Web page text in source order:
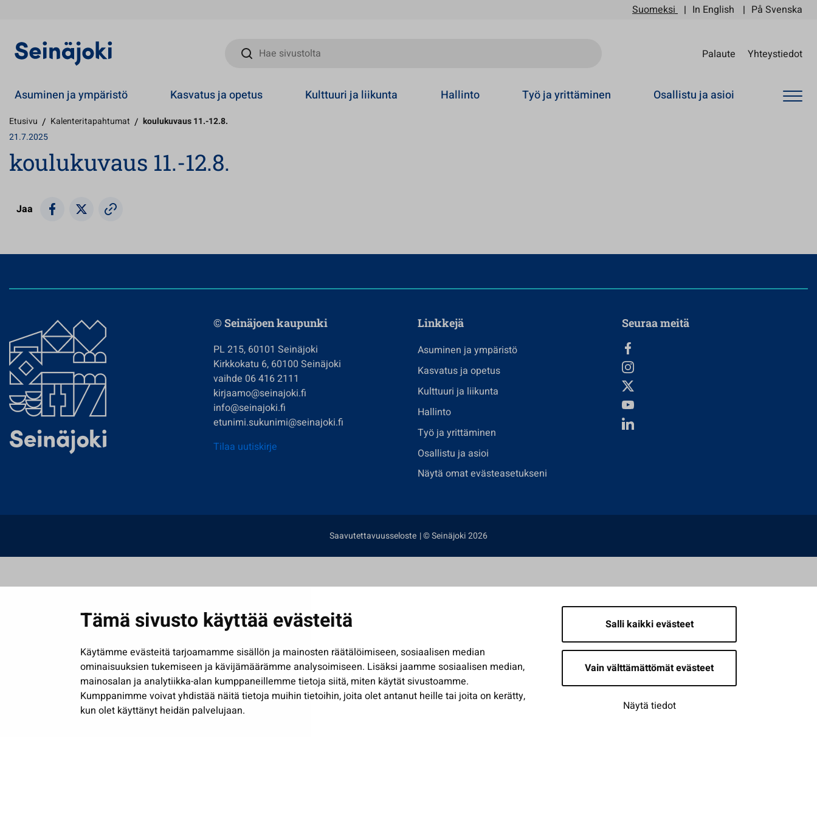
Tämä sivusto käyttää evästeitä
Käytämme evästeitä tarjoamamme sisällön ja mainosten räätälöimiseen, sosiaalisen median
ominaisuuksien tukemiseen ja kävijämäärämme analysoimiseen. Lisäksi jaamme sosiaalisen median,
mainosalan ja analytiikka-alan kumppaneillemme tietoja siitä, miten käytät sivustoamme.
Kumppanimme voivat yhdistää näitä tietoja muihin tietoihin, joita olet antanut heille tai joita on kerätty,
kun olet käyttänyt heidän palvelujaan.
Salli kaikki evästeet
Vain välttämättömät evästeet
Näytä tiedot
Suomeksi In English På Svenska
Hae sivustolta
Palaute Yhteystiedot
Asuminen ja ympäristö Kasvatus ja opetus Kulttuuri ja liikunta Hallinto Työ ja yrittäminen Osallistu ja asioi
Etusivu / Kalenteritapahtumat / koulukuvaus 11.-12.8.
21.7.2025
koulukuvaus 11.-12.8.
Jaa
© Seinäjoen kaupunki
PL 215, 60101 Seinäjoki
Kirkkokatu 6, 60100 Seinäjoki
vaihde 06 416 2111
kirjaamo@seinajoki.fi
info@seinajoki.fi
etunimi.sukunimi@seinajoki.fi
Tilaa uutiskirje
Linkkejä
Asuminen ja ympäristö
Kasvatus ja opetus
Kulttuuri ja liikunta
Hallinto
Työ ja yrittäminen
Osallistu ja asioi
Näytä omat evästeasetukseni
Seuraa meitä
Saavutettavuusseloste | © Seinäjoki 2026